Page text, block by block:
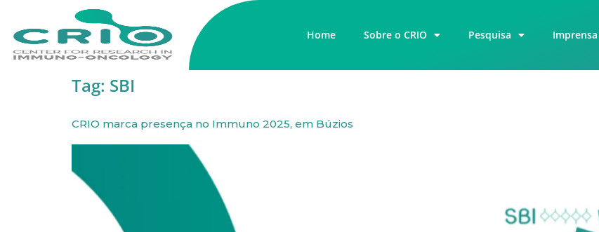
Home Sobre o CRIO Pesquisa
Tag: SBI
CRIO marca presença no Immuno 2025, em Búzios